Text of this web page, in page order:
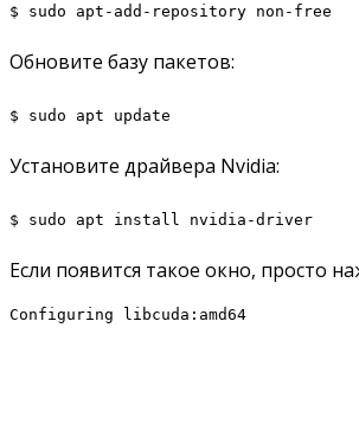
$ sudo apt-add-repository non-free
Обновите базу пакетов:
$ sudo apt update
Установите драйвера Nvidia:
$ sudo apt install nvidia-driver
Если появится такое окно, просто
Configuring libcuda:amd64